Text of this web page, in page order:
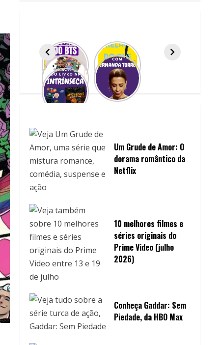
Um Grude de Amor: O
dorama romântico da
Netflix
10 melhores filmes e
séries originais do
Prime Video (julho
2026)
Conheça Gaddar: Sem
Piedade, da HBO Max